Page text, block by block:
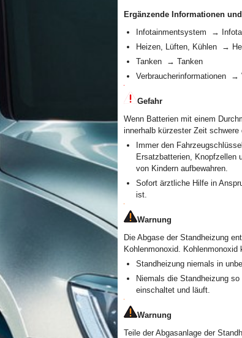
Ergänzende Informationen
Infotainmentsystem →
Heizen, Lüften, Kühlen →
Tanken → Tanken
Verbraucherinformationen →
Gefahr
Wenn Batterien mit einem
innerhalb kürzester Zeit
Immer den
Ersatzbatterien, Knopfzellen
von Kindern aufbewahren.
Sofort ärztliche Hilfe in
ist.
Warnung
Die Abgase der Standheizung
Kohlenmonoxid.
Standheizung niemals in
Niemals die Standheizung
einschaltet und läuft.
Warnung
Teile der Abgasanlage der